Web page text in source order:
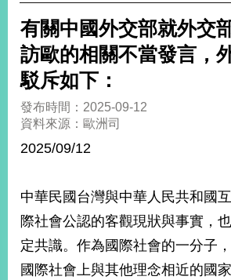
熱
總
合
外
交
外
交
經
濟
不
有關中國外交部就外交
訪歐的相關不當發言，
駁斥如下：
發布時間：2025-09-12
資料來源：歐洲司
2025/09/12
中華民國台灣與中華人民共和國
際社會公認的客觀現狀與事實，
定共識。作為國際社會的一分子
國際社會上與其他理念相近的國